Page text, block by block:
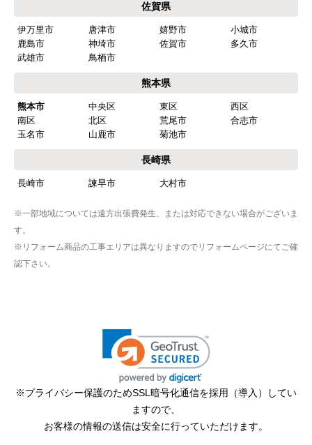
文時期】2026年03月頃（モバイルから）
【このショップを選んだ理由は？】
商品価格がお手頃だった
【注文からどのくらいで届きましたか？】
忘れました
【その他感想・コメント】
工事は土曜日に申し込んだが、
たので、仕事を1日休まなければならなかった。
hisahisa229 さん
ショップからの連絡や対応は適切でしたか？
予定の期日までに商品が届きましたか？
はい
商品の梱包は必要十分なものでしたか？
はい
佐賀県
伊万里市 唐津市 嬉野市
小城市
鹿島市
神埼市 佐賀市
多久市
武雄市
鳥栖市
熊本県
熊本市 中央区 東区
西区
南区
北区 荒尾市
合志市
玉名市
山鹿市 菊池市
長崎県
長崎市 諫早市 大村市
※一部地域については遠方出張費発生、または対応できない場合がございま
す。
※リフォーム商品の工事エリアは異なりますのでリフォームページにてご確
認下さい。
※プライバシー保護のためSSL暗号化通信を採用（導入）してい
ますので、
お客様の情報の送信は安全に行っていただけます。